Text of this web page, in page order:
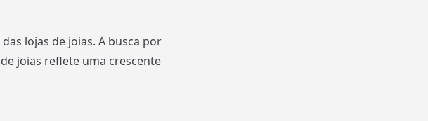
lojas de joias. A busca por
joias reflete uma crescente